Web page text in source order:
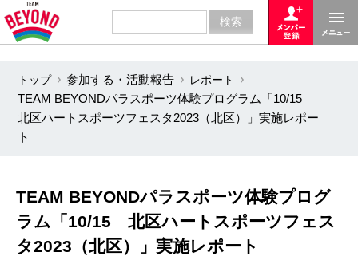
トップ 参加する・活動報告
レポート
TEAM BEYONDパラスポーツ体験プログラム「10/15
北区ハートスポーツフェスタ2023（北区）」実施レポー
ト
TEAM BEYONDパラスポーツ体験プログ
ラム「10/15 北区ハートスポーツフェス
タ2023（北区）」実施レポート